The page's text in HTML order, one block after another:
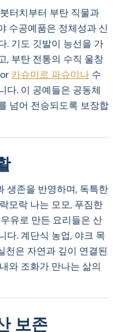
터치부터 부탄 직물과
수공예품은 정체성과 신
. 기도 깃발이 능선을 가
, 부탄 전통의 수직 울창
카슈미르 파슈미나수
다. 이 공예들은 공동체
넘어 전승되도록 보장합
생존을 반영하며, 독특한
모락 나는 모모, 푸짐한
유로 만든 요리들은 산
다. 계단식 농업, 야크 목
천은 자연과 깊이 연결된
와 조화가 만나는 삶의
보존